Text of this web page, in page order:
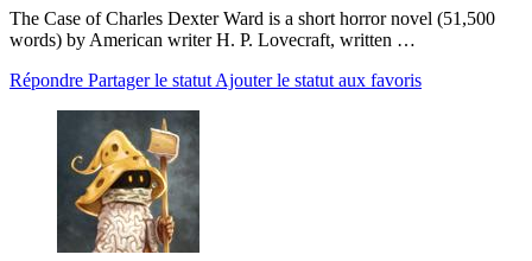
The Case of Charles Dexter Ward is a short horror novel (51,500
words) by American writer H. P. Lovecraft, written …
Répondre Partager le statut Ajouter le statut aux favoris